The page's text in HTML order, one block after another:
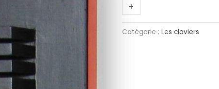
-
5132
+
Catégorie : Les claviers